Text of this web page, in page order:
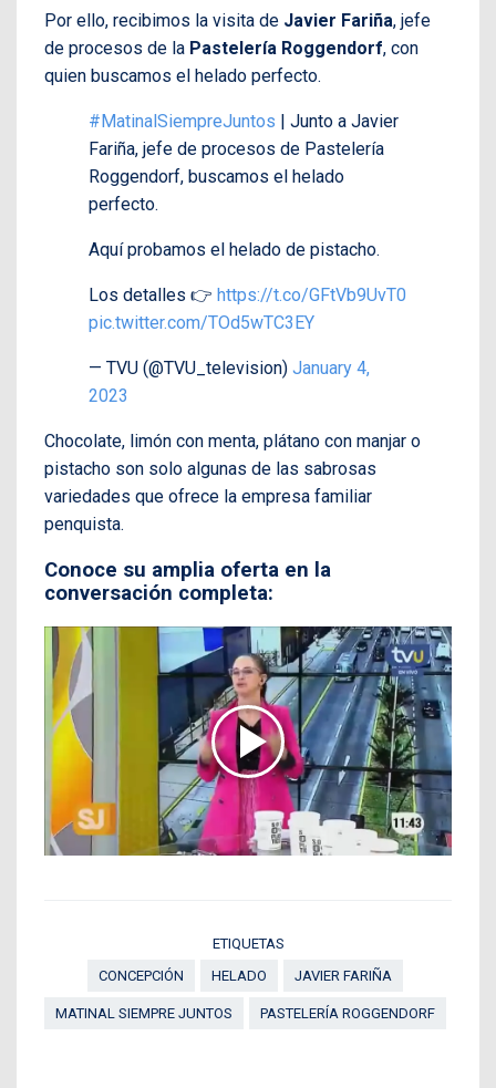
Por ello, recibimos la visita de Javier Fariña, jefe
de procesos de la Pastelería Roggendorf, con
quien buscamos el helado perfecto.
#MatinalSiempreJuntos | Junto a Javier
Fariña, jefe de procesos de Pastelería
Roggendorf, buscamos el helado
perfecto.
Aquí probamos el helado de pistacho.
Los detalles 👉 https://t.co/GFtVb9UvT0
pic.twitter.com/TOd5wTC3EY
— TVU (@TVU_television) January 4,
2023
Chocolate, limón con menta, plátano con manjar o
pistacho son solo algunas de las sabrosas
variedades que ofrece la empresa familiar
penquista.
Conoce su amplia oferta en la
conversación completa:
ETIQUETAS
CONCEPCIÓN
HELADO JAVIER FARIÑA
MATINAL SIEMPRE JUNTOS PASTELERÍA ROGGENDORF